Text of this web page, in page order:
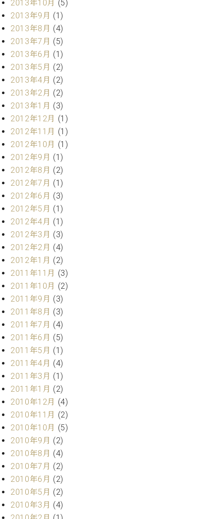
2013年10月 (5)
2013年9月 (1)
2013年8月 (4)
2013年7月 (5)
2013年6月 (1)
2013年5月 (2)
2013年4月 (2)
2013年2月 (2)
2013年1月 (3)
2012年12月 (1)
2012年11月 (1)
2012年10月 (1)
2012年9月 (1)
2012年8月 (2)
2012年7月 (1)
2012年6月 (3)
2012年5月 (1)
2012年4月 (1)
2012年3月 (3)
2012年2月 (4)
2012年1月 (2)
2011年11月 (3)
2011年10月 (2)
2011年9月 (3)
2011年8月 (3)
2011年7月 (4)
2011年6月 (5)
2011年5月 (1)
2011年4月 (4)
2011年3月 (1)
2011年1月 (2)
2010年12月 (4)
2010年11月 (2)
2010年10月 (5)
2010年9月 (2)
2010年8月 (4)
2010年7月 (2)
2010年6月 (2)
2010年5月 (2)
2010年3月 (4)